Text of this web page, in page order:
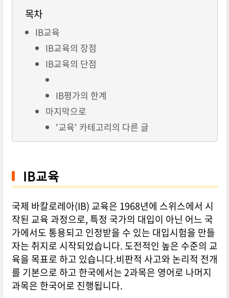
목차
IB교육
IB교육의 장점
IB교육의 단점
IB평가의 한계
마지막으로
'교육' 카테고리의 다른 글
IB교육
국제 바칼로레아(IB) 교육은 1968년에 스위스에서 시
작된 교육 과정으로, 특정 국가의 대입이 아닌 어느 국
가에서도 통용되고 인정받을 수 있는 대입시험을 만들
자는 취지로 시작되었습니다. 도전적인 높은 수준의 교
육을 목표로 하고 있습니다.비판적 사고와 논리적 전개
를 기본으로 하고 한국에서는 2과목은 영어로 나머지
과목은 한국어로 진행됩니다.